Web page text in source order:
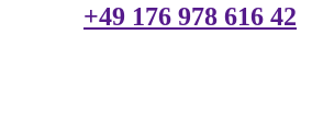
+49 176 978 616 42